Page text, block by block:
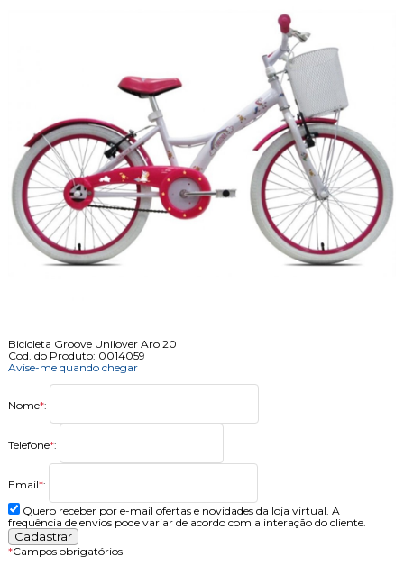
Bicicleta Groove Unilover Aro 20
Cod. do Produto: 0014059
Avise-me quando chegar
Nome*:
Telefone*:
Email*:
Quero receber por e-mail ofertas e novidades da loja virtual. A
frequência de envios pode variar de acordo com a interação do cliente.
*Campos obrigatórios